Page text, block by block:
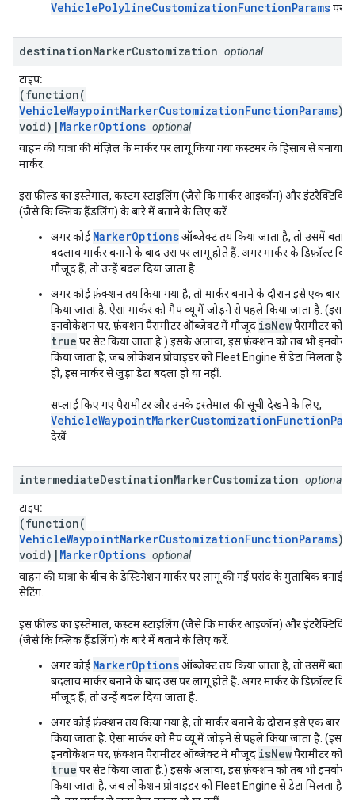
VehiclePolylineCustomizationFunctionParamsपर
destinationMarkerCustomization optional
टाइप:
(function(
VehicleWaypointMarkerCustomizationFunctionParams):
void)| MarkerOptions optional
वाहन की यात्रा की मंज़िल के मार्कर पर लागू किया गया कस्टमर के हिसाब से बनाया
मार्कर.
इस फ़ील्ड का इस्तेमाल, कस्टम स्टाइलिंग (जैसे कि मार्कर आइकॉन) और इंटरैक्टिविटी
(जैसे कि क्लिक हैंडलिंग) के बारे में बताने के लिए करें.
अगर कोई MarkerOptionsऑब्जेक्ट तय किया जाता है, तो उसमें बताए
बदलाव मार्कर बनाने के बाद उस पर लागू होते हैं. अगर मार्कर के डिफ़ॉल्ट
मौजूद हैं, तो उन्हें बदल दिया जाता है.
अगर कोई फ़ंक्शन तय किया गया है, तो मार्कर बनाने के दौरान इसे एक बार
किया जाता है. ऐसा मार्कर को मैप व्यू में जोड़ने से पहले किया जाता है. (इस
इनवोकेशन पर, फ़ंक्शन पैरामीटर ऑब्जेक्ट में मौजूद isNewपैरामीटर को
true पर सेट किया जाता है.) इसके अलावा, इस फ़ंक्शन को तब भी इनवोक
किया जाता है, जब लोकेशन प्रोवाइडर को Fleet Engine से डेटा मिलता है.
ही, इस मार्कर से जुड़ा डेटा बदला हो या नहीं.
सप्लाई किए गए पैरामीटर और उनके इस्तेमाल की सूची देखने के लिए,
देखें.
intermediateDestinationMarkerCustomization optional
टाइप:
(function(
VehicleWaypointMarkerCustomizationFunctionParams):
void)| MarkerOptions optional
वाहन की यात्रा के बीच के डेस्टिनेशन मार्कर पर लागू की गई पसंद के मुताबिक बनाई
सेटिंग.
इस फ़ील्ड का इस्तेमाल, कस्टम स्टाइलिंग (जैसे कि मार्कर आइकॉन) और इंटरैक्टिविटी
(जैसे कि क्लिक हैंडलिंग) के बारे में बताने के लिए करें.
अगर कोई MarkerOptionsऑब्जेक्ट तय किया जाता है, तो उसमें बताए
बदलाव मार्कर बनाने के बाद उस पर लागू होते हैं. अगर मार्कर के डिफ़ॉल्ट
मौजूद हैं, तो उन्हें बदल दिया जाता है.
अगर कोई फ़ंक्शन तय किया गया है, तो मार्कर बनाने के दौरान इसे एक बार
किया जाता है. ऐसा मार्कर को मैप व्यू में जोड़ने से पहले किया जाता है. (इस
इनवोकेशन पर, फ़ंक्शन पैरामीटर ऑब्जेक्ट में मौजूद isNewपैरामीटर को
true पर सेट किया जाता है.) इसके अलावा, इस फ़ंक्शन को तब भी इनवोक
किया जाता है, जब लोकेशन प्रोवाइडर को Fleet Engine से डेटा मिलता है.